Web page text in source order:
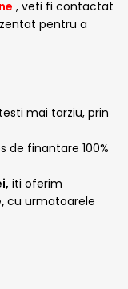
, veti fi contactat
pentru a
mai tarziu, prin
de finantare 100%
iti oferim
cu urmatoarele